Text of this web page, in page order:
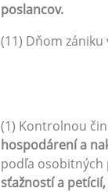
poslancov.
(11) Dňom
(1) Kontrolnou
hospodárení a
podľa osobitných
sťažností a